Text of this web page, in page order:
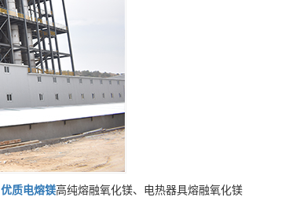
优质电熔镁高纯熔融氧化镁、电热器具熔融氧化镁